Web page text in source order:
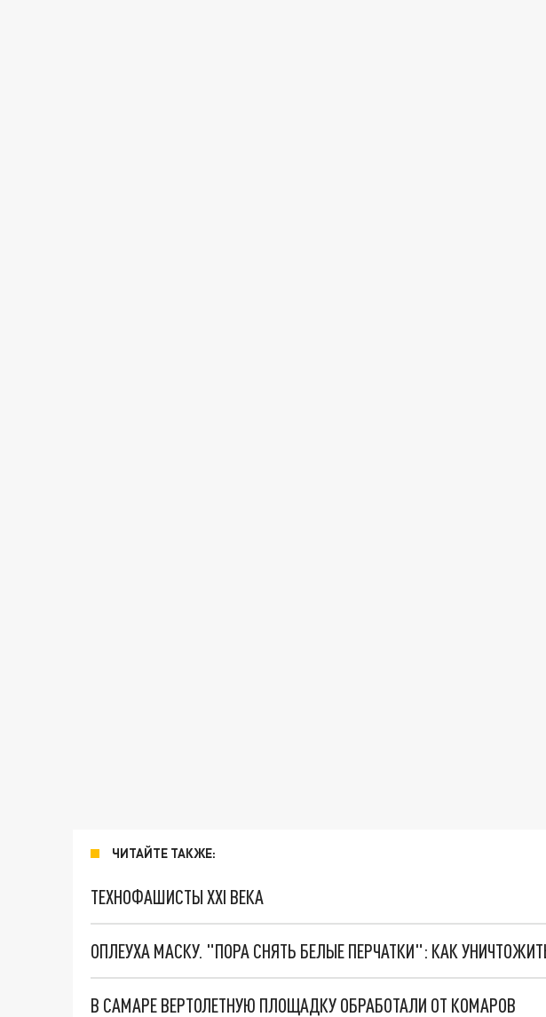
ЧИТАЙТЕ ТАКЖЕ:
ТЕХНОФАШИСТЫ XXI ВЕКА
ОПЛЕУХА МАСКУ. "ПОРА СНЯТЬ БЕЛЫЕ ПЕРЧАТКИ": КАК УНИЧТОЖИТЬ
В САМАРЕ ВЕРТОЛЕТНУЮ ПЛОЩАДКУ ОБРАБОТАЛИ ОТ КОМАРОВ